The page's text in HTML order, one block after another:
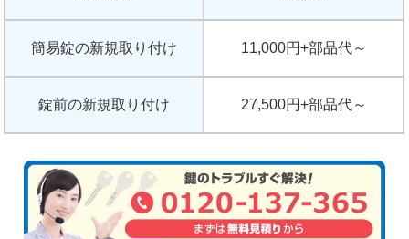
簡易錠の新規取り付け 11,000円+部品代～
錠前の新規取り付け 27,500円+部品代～